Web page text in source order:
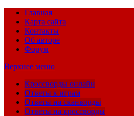
Главная
Карта сайта
Контакты
Об авторе
Форум
Верхнее меню
Кроссворды онлайн
Ответы к играм
Ответы на сканворды
Ответы на кроссворды